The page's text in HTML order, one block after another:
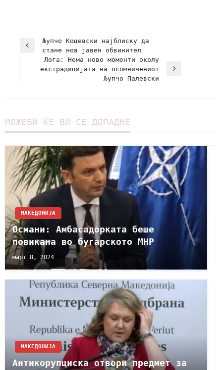
Љупчо Коцевски наjблиску да
стане нов јавен обвинител
Лога: Нема ново моменти околу
екстрадицијата на осомничениот
Љупчо Палевски
МОЖЕБИ ЌЕ ВИ СЕ ДОПАДНЕ
МАКЕДОНИЈА
Османи: Амбасадорката беше
повикана во бугарското МНР
март 8, 2024
МАКЕДОНИЈА
Антикорупциска отвори предмет за